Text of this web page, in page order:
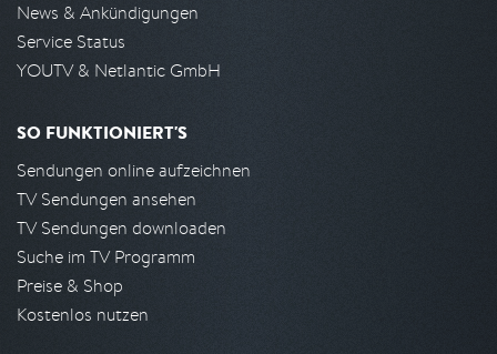
News & Ankündigungen
Service Status
YOUTV & Netlantic GmbH
SO FUNKTIONIERT'S
Sendungen online aufzeichnen
TV Sendungen ansehen
TV Sendungen downloaden
Suche im TV Programm
Preise & Shop
Kostenlos nutzen